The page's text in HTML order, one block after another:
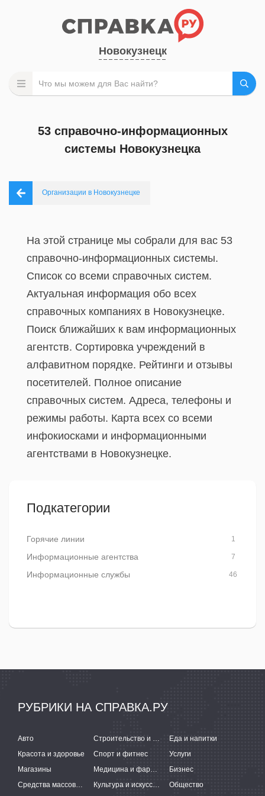
Новокузнецк
53 справочно-информационных
системы Новокузнецка
Организации в Новокузнецке
На этой странице мы собрали для вас 53
справочно-информационных системы.
Список со всеми справочных систем.
Актуальная информация обо всех
справочных компаниях в Новокузнецке.
Поиск ближайших к вам информационных
агентств. Сортировка учреждений в
алфавитном порядке. Рейтинги и отзывы
посетителей. Полное описание
справочных систем. Адреса, телефоны и
режимы работы. Карта всех со всеми
инфокиосками и информационными
агентствами в Новокузнецке.
Подкатегории
Горячие линии 1
Информационные агентства 7
Информационные службы 46
РУБРИКИ НА СПРАВКА.РУ
Авто Строительство и ремонт
Еда и напитки
Красота и здоровье
Спорт и фитнес
Услуги
Магазины
Медицина и фармацевтика
Бизнес
Средства массовой информации
Культура и искусство Общество